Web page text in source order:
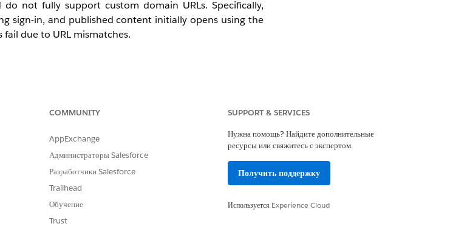
not fully support custom domain URLs. Specifically,
sign-in, and published content initially opens using the
due to URL mismatches.
when connecting to OAuth data sources.
COMMUNITY
AppExchange
Администраторы Salesforce
Разработчики Salesforce
Trailhead
Обучение
Trust
SUPPORT & SERVICES
Нужна помощь? Найдите дополнительные
ресурсы или свяжитесь с экспертом.
Получить поддержку
Используется Experience Cloud